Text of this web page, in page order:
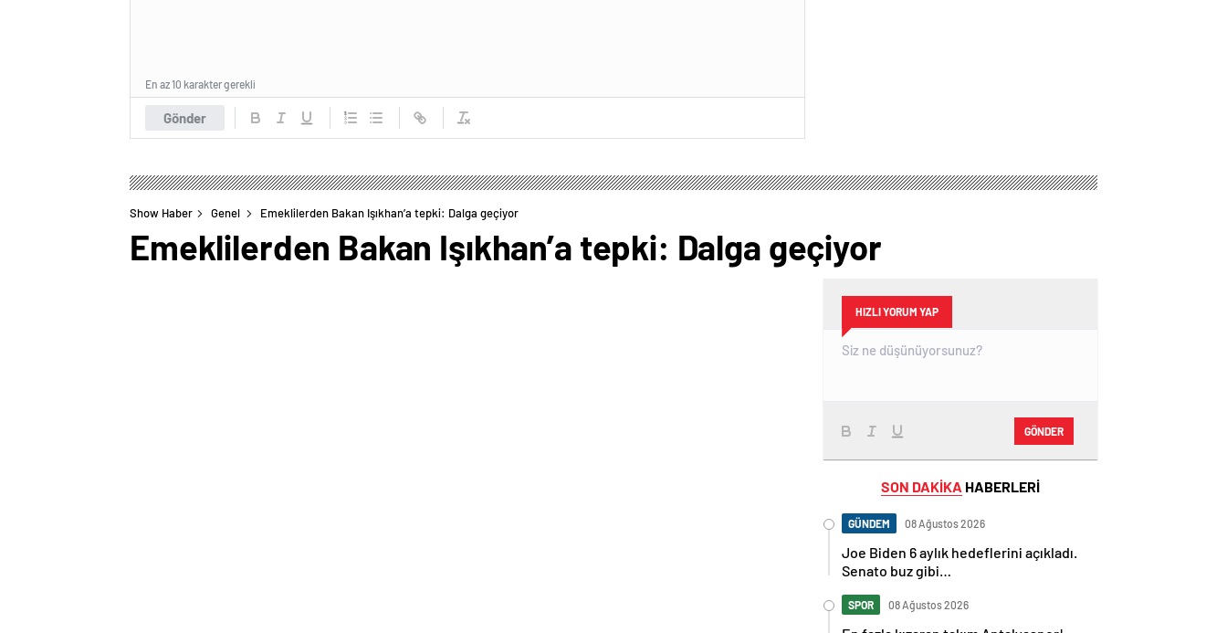
Gönder
En az 10 karakter gerekli
Show Haber Genel Emeklilerden Bakan Işıkhan’a tepki: Dalga geçiyor
Emeklilerden Bakan Işıkhan’a tepki: Dalga geçiyor
HIZLI YORUM YAP
GÖNDER
SON DAKİKA HABERLERİ
GÜNDEM 08 Ağustos 2026
Joe Biden 6 aylık hedeflerini açıkladı.
Senato buz gibi…
SPOR 08 Ağustos 2026